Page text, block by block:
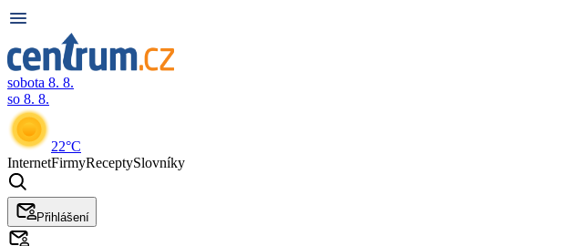
sobota 8. 8.
so 8. 8.
22°C
InternetFirmyReceptySlovníky
Přihlášení